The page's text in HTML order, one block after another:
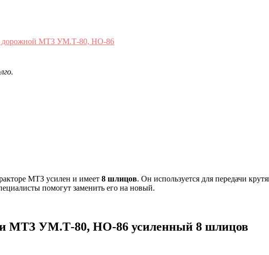
дорожной МТЗ УМ.Т-80, НО-86
МТЗ усилен и имеет 8 шлицов. Он используется для передачи
помогут заменить его на новый.
МТЗ УМ.Т-80, НО-86 усиленный 8 шлицов